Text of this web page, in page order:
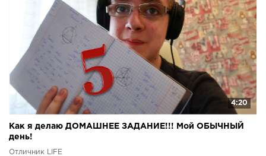
4:20
Как я делаю ДОМАШНЕЕ ЗАДАНИЕ!!! Мой ОБЫЧНЫЙ
день!
Отличник LIFE